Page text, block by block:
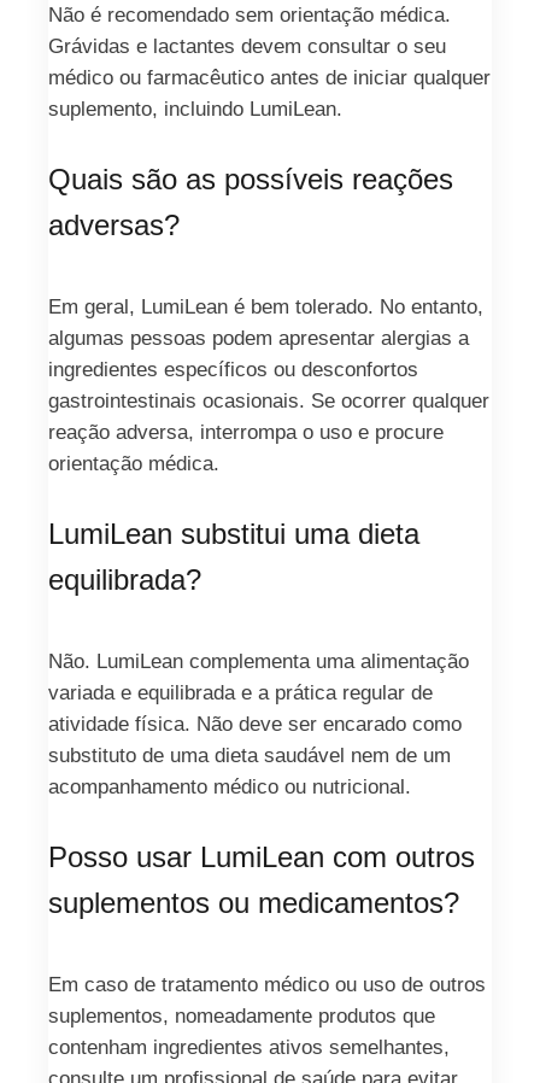
Não é recomendado sem orientação médica.
Grávidas e lactantes devem consultar o seu
médico ou farmacêutico antes de iniciar qualquer
suplemento, incluindo LumiLean.
Quais são as possíveis reações
adversas?
Em geral, LumiLean é bem tolerado. No entanto,
algumas pessoas podem apresentar alergias a
ingredientes específicos ou desconfortos
gastrointestinais ocasionais. Se ocorrer qualquer
reação adversa, interrompa o uso e procure
orientação médica.
LumiLean substitui uma dieta
equilibrada?
Não. LumiLean complementa uma alimentação
variada e equilibrada e a prática regular de
atividade física. Não deve ser encarado como
substituto de uma dieta saudável nem de um
acompanhamento médico ou nutricional.
Posso usar LumiLean com outros
suplementos ou medicamentos?
Em caso de tratamento médico ou uso de outros
suplementos, nomeadamente produtos que
contenham ingredientes ativos semelhantes,